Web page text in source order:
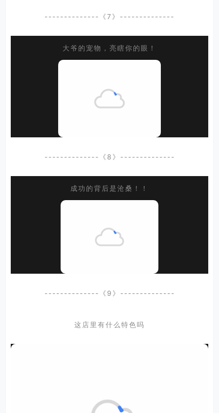
--------------《7》--------------
大爷的宠物，亮瞎你的眼！
--------------《8》--------------
成功的背后是沧桑！！
--------------《9》--------------
这店里有什么特色吗